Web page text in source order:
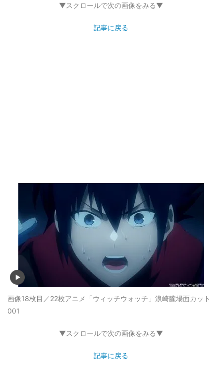
▼スクロールで次の画像をみる▼
記事に戻る
画像18枚目／22枚アニメ「ウィッチウォッチ」浪崎朧場面カット
001
▼スクロールで次の画像をみる▼
記事に戻る